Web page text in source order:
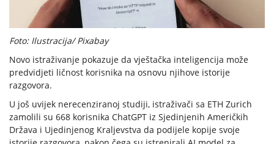
Foto: Ilustracija/ Pixabay
Novo istraživanje pokazuje da vještačka inteligencija može
predvidjeti ličnost korisnika na osnovu njihove istorije
razgovora.
U još uvijek nerecenziranoj studiji, istraživači sa ETH Zurich
zamolili su 668 korisnika ChatGPT iz Sjedinjenih Američkih
Država i Ujedinjenog Kraljevstva da podijele kopije svoje